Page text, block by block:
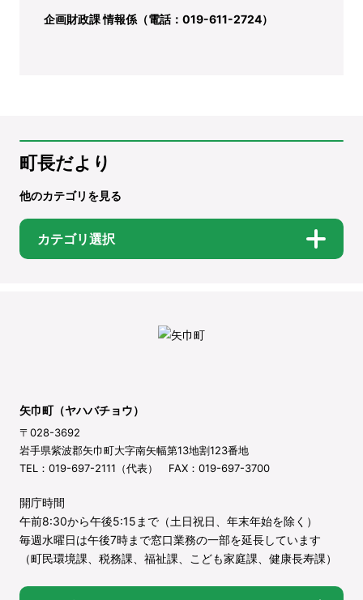
企画財政課 情報係（電話：019-611-2724）
町長だより
他のカテゴリを見る
カテゴリ選択
矢巾町（ヤハバチョウ）
〒028-3692
岩手県紫波郡矢巾町大字南矢幅第13地割123番地
TEL：019-697-2111（代表） FAX：019-697-3700
開庁時間
午前8:30から午後5:15まで（土日祝日、年末年始を除く）
毎週水曜日は午後7時まで窓口業務の一部を延長しています
（町民環境課、税務課、福祉課、こども家庭課、健康長寿課）